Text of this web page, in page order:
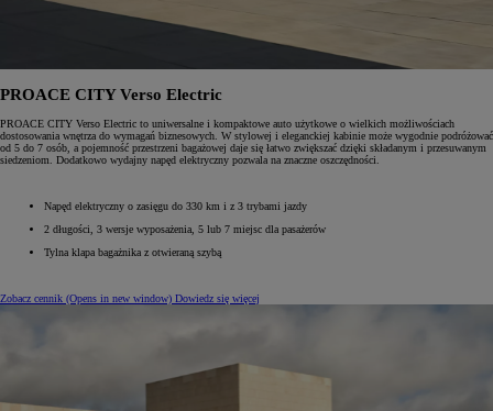
PROACE CITY Verso Electric
PROACE CITY Verso Electric to uniwersalne i kompaktowe auto użytkowe o wielkich możliwościach
dostosowania wnętrza do wymagań biznesowych. W stylowej i eleganckiej kabinie może wygodnie podróżować
od 5 do 7 osób, a pojemność przestrzeni bagażowej daje się łatwo zwiększać dzięki składanym i przesuwanym
siedzeniom. Dodatkowo wydajny napęd elektryczny pozwala na znaczne oszczędności.
Napęd elektryczny o zasięgu do 330 km i z 3 trybami jazdy
2 długości, 3 wersje wyposażenia, 5 lub 7 miejsc dla pasażerów
Tylna klapa bagażnika z otwieraną szybą
Zobacz cennik (Opens in new window) Dowiedz się więcej